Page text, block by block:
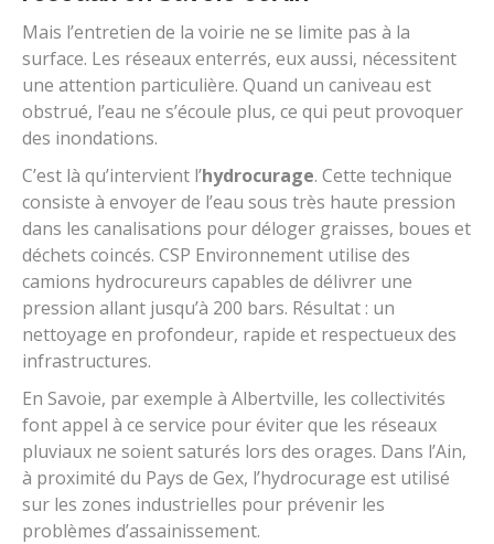
Mais l’entretien de la voirie ne se limite pas à la
surface. Les réseaux enterrés, eux aussi, nécessitent
une attention particulière. Quand un caniveau est
obstrué, l’eau ne s’écoule plus, ce qui peut provoquer
des inondations.
C’est là qu’intervient l’hydrocurage. Cette technique
consiste à envoyer de l’eau sous très haute pression
dans les canalisations pour déloger graisses, boues et
déchets coincés. CSP Environnement utilise des
camions hydrocureurs capables de délivrer une
pression allant jusqu’à 200 bars. Résultat : un
nettoyage en profondeur, rapide et respectueux des
infrastructures.
En Savoie, par exemple à Albertville, les collectivités
font appel à ce service pour éviter que les réseaux
pluviaux ne soient saturés lors des orages. Dans l’Ain,
à proximité du Pays de Gex, l’hydrocurage est utilisé
sur les zones industrielles pour prévenir les
problèmes d’assainissement.